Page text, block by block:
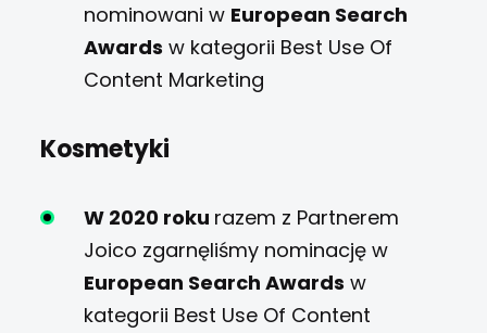
nominowani w European Search
Awards w kategorii Best Use Of
Content Marketing
Kosmetyki
W 2020 roku razem z Partnerem
Joico zgarnęliśmy nominację w
European Search Awards w
kategorii Best Use Of Content